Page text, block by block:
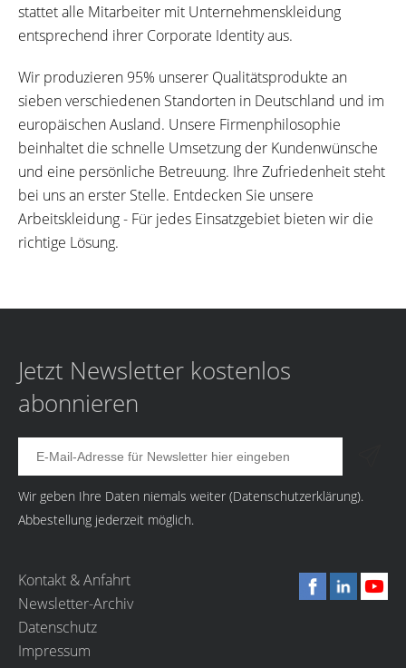
stattet alle Mitarbeiter mit Unternehmenskleidung
entsprechend ihrer Corporate Identity aus.
Wir produzieren 95% unserer Qualitätsprodukte an
sieben verschiedenen Standorten in Deutschland und im
europäischen Ausland. Unsere Firmenphilosophie
beinhaltet die schnelle Umsetzung der Kundenwünsche
und eine persönliche Betreuung. Ihre Zufriedenheit steht
bei uns an erster Stelle. Entdecken Sie unsere
Arbeitskleidung - Für jedes Einsatzgebiet bieten wir die
richtige Lösung.
Jetzt Newsletter kostenlos
abonnieren
Wir geben Ihre Daten niemals weiter (Datenschutzerklärung).
Abbestellung jederzeit möglich.
Kontakt & Anfahrt
Newsletter-Archiv
Datenschutz
Impressum